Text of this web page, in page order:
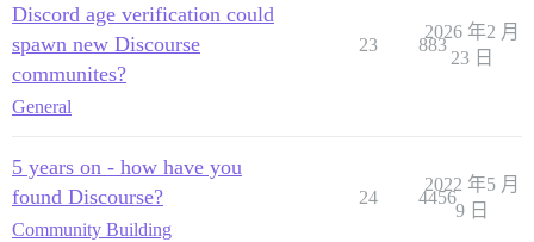
Discord age verification could
spawn new Discourse
communites?
General
23 883
2026 年2 月
23 日
5 years on - how have you
found Discourse?
Community Building
24 4456
2022 年5 月
9 日